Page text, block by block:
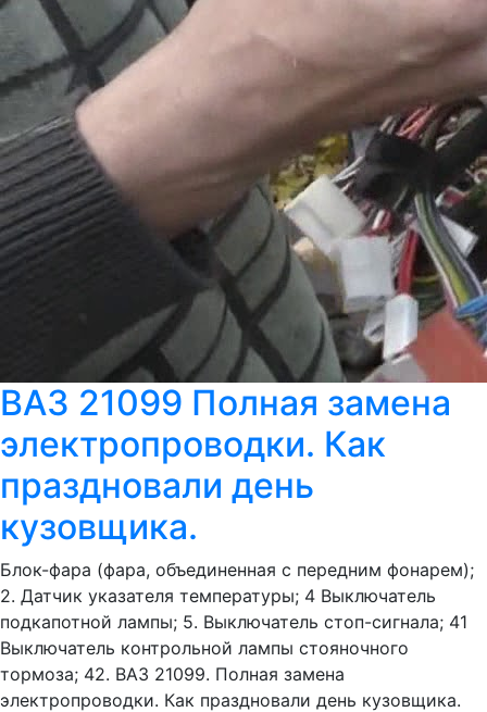
ВАЗ 21099 Полная замена
электропроводки. Как
праздновали день
кузовщика.
Блок-фара (фара, объединенная с передним фонарем);
2. Датчик указателя температуры; 4 Выключатель
подкапотной лампы; 5. Выключатель стоп-сигнала; 41
Выключатель контрольной лампы стояночного
тормоза; 42. ВАЗ 21099. Полная замена
электропроводки. Как праздновали день кузовщика.